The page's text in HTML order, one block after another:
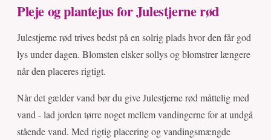
Pleje og plantejus for Julestjerne rød
Julestjerne rød trives bedst på en solrig plads hvor den får god
lys under dagen. Blomsten elsker sollys og blomstrer længere
når den placeres rigtigt.
Når det gælder vand bør du give Julestjerne rød måttelig med
vand - lad jorden tørre noget mellem vandingerne for at undgå
stående vand. Med rigtig placering og vandingsmængde